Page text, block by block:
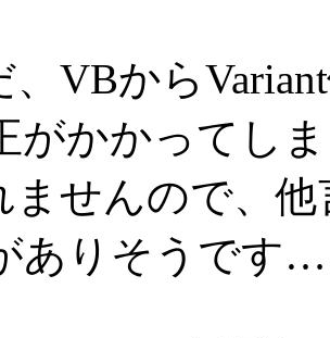
、VBから
がかかってし
ませんので、
ありそうです